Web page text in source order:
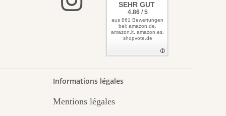
SEHR GUT
4.86 / 5
aus 861 Bewertungen
bei: amazon.de,
amazon.it, amazon.es,
shopvote.de
Informations légales
Mentions légales